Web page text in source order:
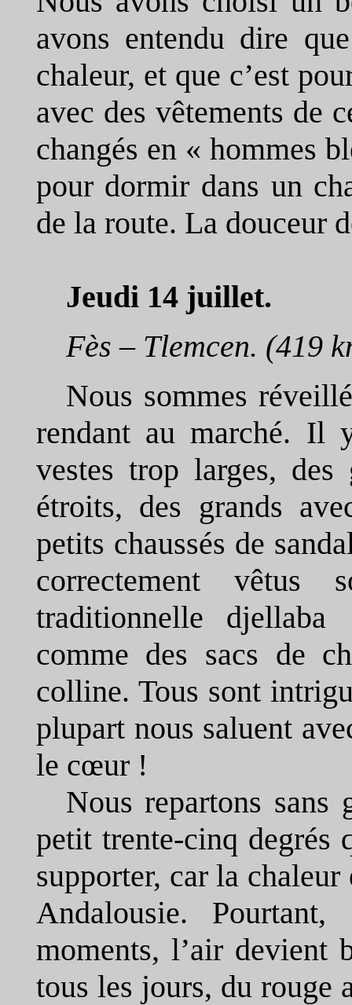
avons entendu dire
chaleur, et que c’est
avec des vêtements de
changés en « hommes
pour dormir dans un
de la route. La douceur
Jeudi 14 juillet.
Fès – Tlemcen. (419
Nous sommes
rendant au marché. Il
vestes trop larges,
étroits, des grands
petits chaussés de
correctement
traditionnelle
comme des sacs de
colline. Tous sont
plupart nous saluent
le cœur !
Nous repartons sans
petit trente-cinq degrés
supporter, car la chaleur
Andalousie.
moments, l’air devient
tous les jours, du